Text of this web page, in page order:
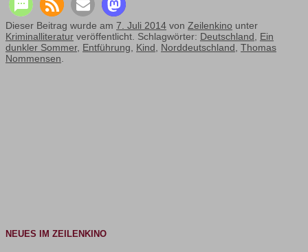
Dieser Beitrag wurde am 7. Juli 2014 von Zeilenkino unter
Kriminalliteratur veröffentlicht. Schlagwörter: Deutschland, Ein
dunkler Sommer, Entführung, Kind, Norddeutschland, Thomas
Nommensen.
NEUES IM ZEILENKINO